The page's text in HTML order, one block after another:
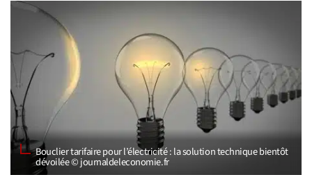
Bouclier tarifaire pour l’électricité : la solution technique bientôt
dévoilée © journaldeleconomie.fr